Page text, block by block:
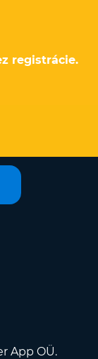
registrácie.
App OÜ.